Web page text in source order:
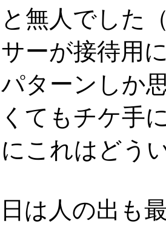
無人でした
ーが接待用
ターンしか
てもチケ手
これはどう
は人の出も